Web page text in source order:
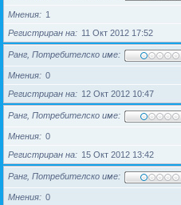
Мнения
1
Регистриран на
11 Окт 2012 17:52
Ранг, Потребителско име
Мнения
0
Регистриран на
12 Окт 2012 10:47
Ранг, Потребителско име
Мнения
0
Регистриран на
15 Окт 2012 13:42
Ранг, Потребителско име
Мнения
0